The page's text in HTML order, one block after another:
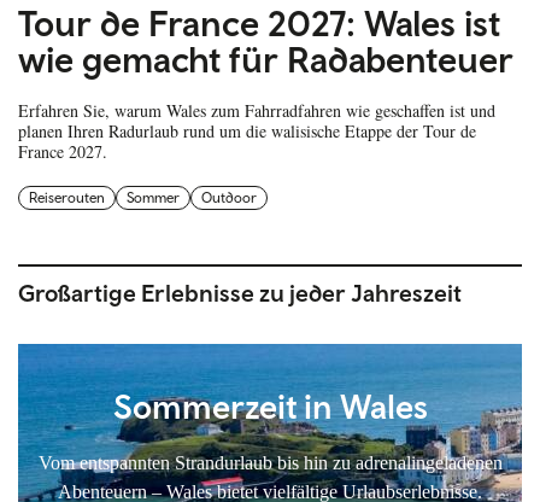
Tour de France 2027: Wales ist
wie gemacht für Radabenteuer
Erfahren Sie, warum Wales zum Fahrradfahren wie geschaffen ist und
planen Ihren Radurlaub rund um die walisische Etappe der Tour de
France 2027.
Reiserouten Sommer Outdoor
Großartige Erlebnisse zu jeder Jahreszeit
Sommerzeit in Wales
Vom entspannten Strandurlaub bis hin zu adrenalingeladenen
Abenteuern – Wales bietet vielfältige Urlaubserlebnisse.